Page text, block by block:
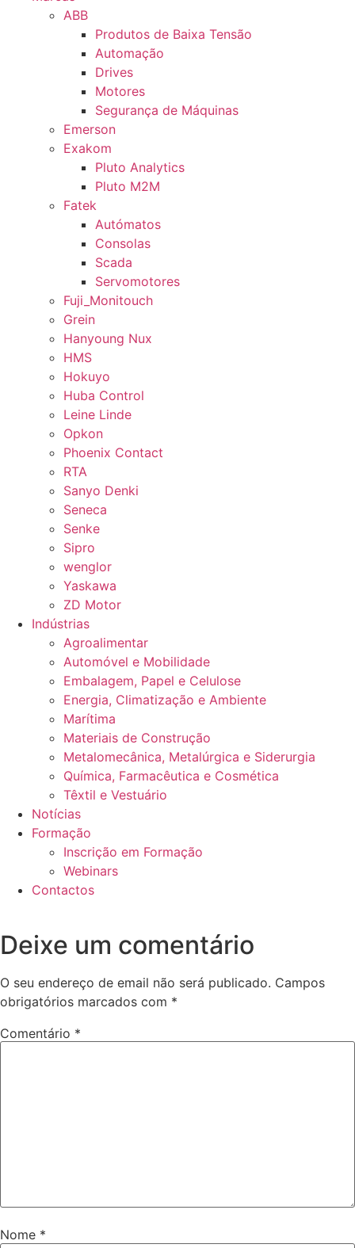
ABB
Produtos de Baixa Tensão
Automação
Drives
Motores
Segurança de Máquinas
Emerson
Exakom
Pluto Analytics
Pluto M2M
Fatek
Autómatos
Consolas
Scada
Servomotores
Fuji_Monitouch
Grein
Hanyoung Nux
HMS
Hokuyo
Huba Control
Leine Linde
Opkon
Phoenix Contact
RTA
Sanyo Denki
Seneca
Senke
Sipro
wenglor
Yaskawa
ZD Motor
Indústrias
Agroalimentar
Automóvel e Mobilidade
Embalagem, Papel e Celulose
Energia, Climatização e Ambiente
Marítima
Materiais de Construção
Metalomecânica, Metalúrgica e Siderurgia
Química, Farmacêutica e Cosmética
Têxtil e Vestuário
Notícias
Formação
Inscrição em Formação
Webinars
Contactos
Deixe um comentário
O seu endereço de email não será publicado. Campos
obrigatórios marcados com *
Comentário *
Nome *